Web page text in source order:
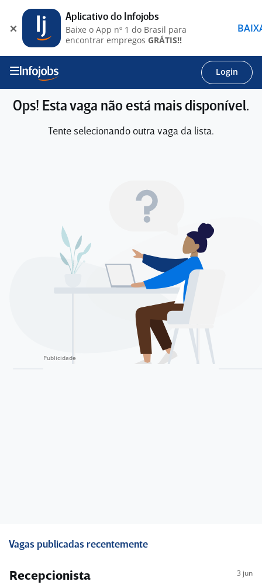
Login
Ops! Esta vaga não está mais disponível.
Tente selecionando outra vaga da lista.
Vagas publicadas recentemente
Recepcionista 3 jun
Aplicativo do Infojobs
Baixe o App nº 1 do Brasil para
encontrar empregos GRÁTIS!!